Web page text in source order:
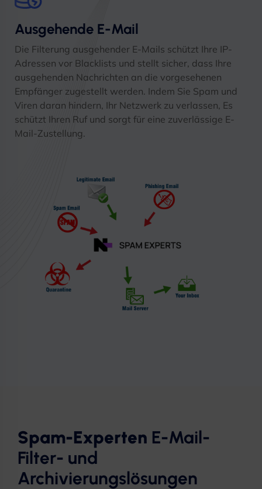
Ausgehende E-Mail
Die Filterung ausgehender E-Mails schützt Ihre IP-
Adressen vor Blacklists und stellt sicher, dass Ihre
ausgehenden Nachrichten an die vorgesehenen
Empfänger zugestellt werden. Indem Sie Spam und
Viren daran hindern, Ihr Netzwerk zu verlassen, Es
schützt Ihren Ruf und sorgt für eine zuverlässige E-
Mail-Zustellung.
Spam-Experten E-Mail-
Filter- und
Archivierungslösungen